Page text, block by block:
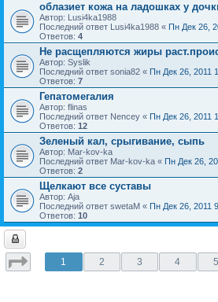
облазиет кожа на ладошках у
Автор: Lusi4ka1988
Последний ответ Lusi4ka1988 « Пн Дек 26,
Ответов: 4
Не расщепляются жиры
Автор: Syslik
Последний ответ sonia82 « Пн Дек 26, 2011
Ответов: 7
Гепатомегалия
Автор: flinas
Последний ответ Nencey « Пн Дек 26, 2011
Ответов: 12
Зеленый кал, срыгивание, сыпь
Автор: Mar-kov-ka
Последний ответ Mar-kov-ka « Пн Дек 26,
Ответов: 2
Щелкают все суставы
Автор: Aja
Последний ответ swetaM « Пн Дек 26, 2011
Ответов: 10
1 2 3 4 5